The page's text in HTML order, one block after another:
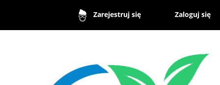
Zarejestruj się Zaloguj się